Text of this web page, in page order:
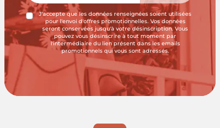
J'accepte que les données renseignées soient utilisées
pour l'envoi d'offres promotionnelles. Vos données
seront conservées jusqu'à votre désinscription. Vous
pouvez vous désinscrire à tout moment par
l'intermédiaire du lien présent dans les emails
promotionnels qui vous sont adressés.